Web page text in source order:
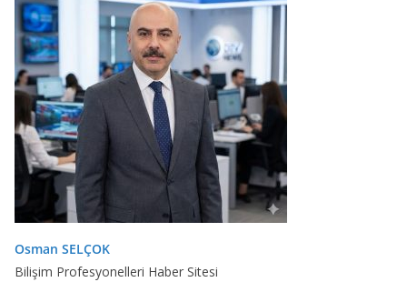
Osman SELÇOK
Bilişim Profesyonelleri Haber Sitesi